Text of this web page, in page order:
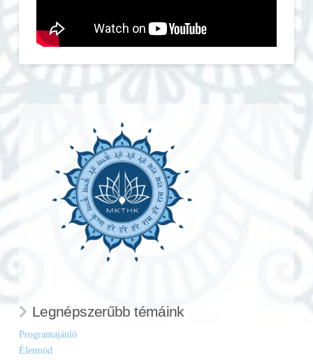
Legnépszerűbb témáink
Programajánló
Életmód